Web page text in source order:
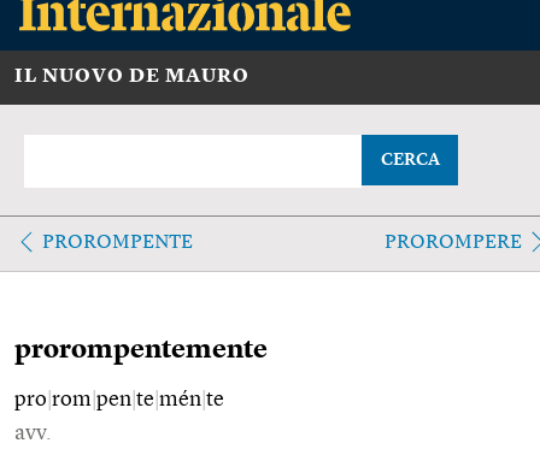
IL NUOVO DE MAURO
CERCA
PROROMPENTE PROROMPERE
prorompentemente
pro rom pen te mén te
avv.